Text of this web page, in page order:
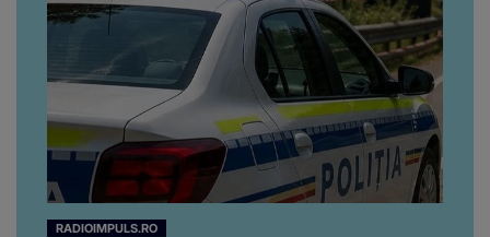
RADIOIMPULS.RO